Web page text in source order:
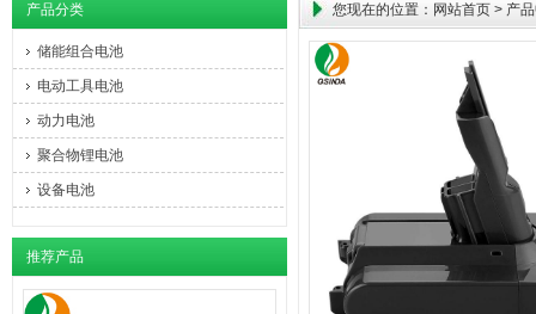
产品分类
储能组合电池
电动工具电池
动力电池
聚合物锂电池
设备电池
推荐产品
您现在的位置： 网站首页 > 产